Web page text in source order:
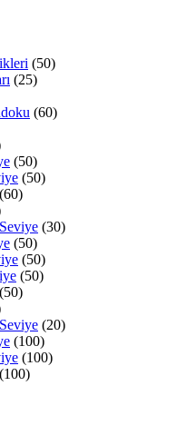
(50)
(25)
(60)
(50)
(50)
(60)
(30)
(50)
(50)
(50)
(50)
(20)
(100)
(100)
(100)